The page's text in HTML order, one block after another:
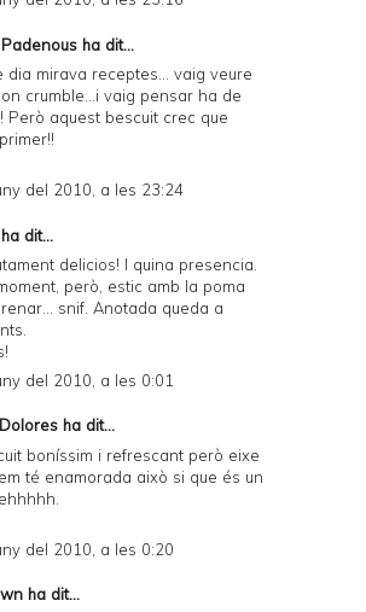
ha dit...
dia mirava receptes... vaig veure
crumble...i vaig pensar ha de
Però aquest bescuit crec que
del 2010, a les 23:24
ha dit...
delicios! I quina presencia.
però, estic amb la poma
snif. Anotada queda a
del 2010, a les 0:01
ha dit...
boníssim i refrescant però eixe
té enamorada això si que és un
del 2010, a les 0:20
ha dit...